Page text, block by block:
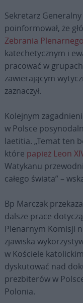
Sekretarz
poinformował, że
Zebrania Plenarnego
katechetycznym i
pracować w
zawierającym
zaznaczył.
Kolejnym
w Polsce
laetitia. „Temat ten
które papież Leon
Watykanu
całego świata” –
Bp Marczak
dalsze prace
Plenarnym Komisji
zjawiska
w Kościele
dyskutować nad
prezbiterów w
Polonia.